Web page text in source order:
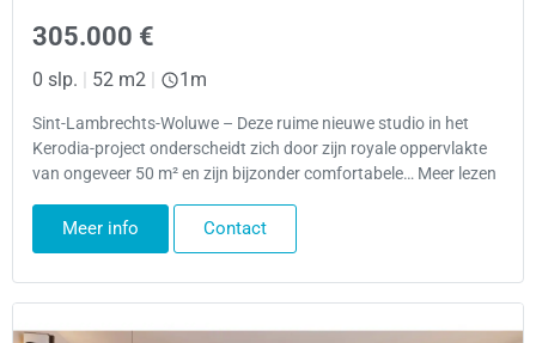
305.000 €
0 slp. | 52 m2 | 1m
Sint-Lambrechts-Woluwe – Deze ruime nieuwe studio in het
Kerodia-project onderscheidt zich door zijn royale oppervlakte
van ongeveer 50 m² en zijn bijzonder comfortabele… Meer lezen
Meer info Contact